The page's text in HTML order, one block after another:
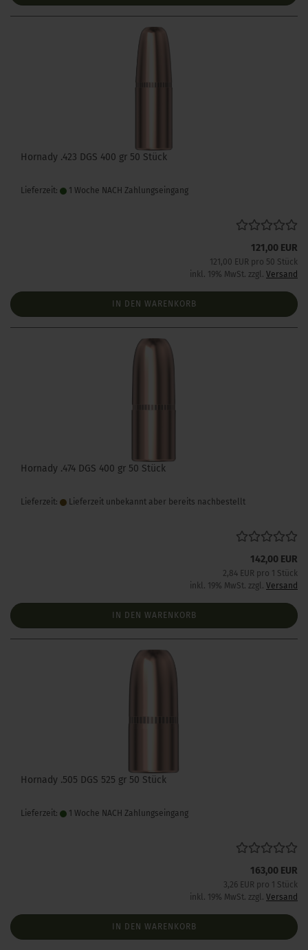
Hornady .423 DGS 400 gr 50 Stück
Lieferzeit: 1 Woche NACH Zahlungseingang
121,00 EUR
121,00 EUR pro 50 Stück
inkl. 19% MwSt. zzgl. Versand
IN DEN WARENKORB
Hornady .474 DGS 400 gr 50 Stück
Lieferzeit: Lieferzeit unbekannt aber bereits nachbestellt
142,00 EUR
2,84 EUR pro 1 Stück
inkl. 19% MwSt. zzgl. Versand
IN DEN WARENKORB
Hornady .505 DGS 525 gr 50 Stück
Lieferzeit: 1 Woche NACH Zahlungseingang
163,00 EUR
3,26 EUR pro 1 Stück
inkl. 19% MwSt. zzgl. Versand
IN DEN WARENKORB